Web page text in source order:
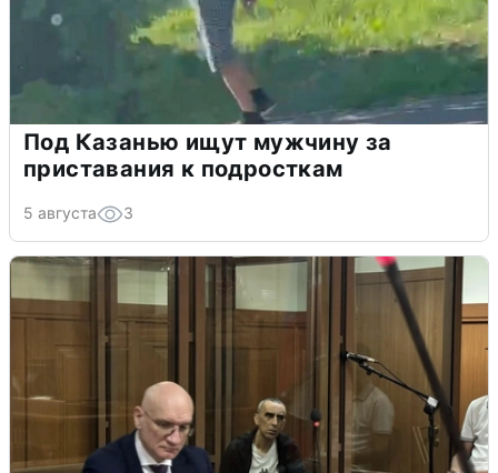
Под Казанью ищут мужчину за
приставания к подросткам
5 августа 3